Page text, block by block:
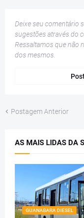
Deixe seu comentário
sugestões através do
Ressaltamos que não
dos mesmos.
Postagem Anterior
AS MAIS LIDAS DA
GUANABARA DIESEL